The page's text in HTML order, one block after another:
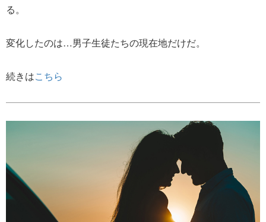
る。
変化したのは…男子生徒たちの現在地だけだ。
続きはこちら